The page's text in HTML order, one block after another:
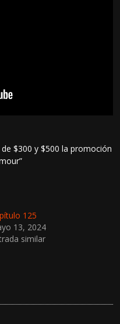
$300 y $500 la promoción
125
13, 2024
similar